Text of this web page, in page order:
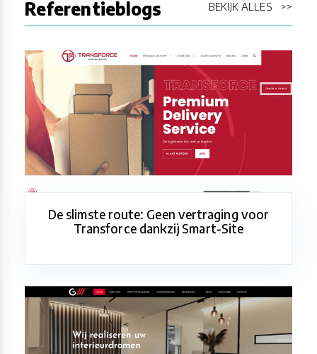
Referentieblogs BEKIJK ALLES >>
De slimste route: Geen vertraging voor
Transforce dankzij Smart-Site